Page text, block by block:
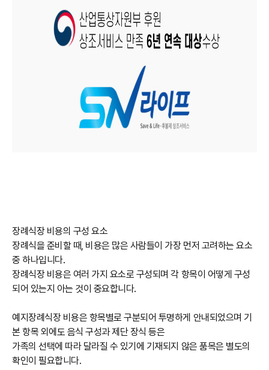
장례식장 비용의 구성 요소
장례식을 준비할 때, 비용은 많은 사람들이 가장 먼저 고려하는 요소
중 하나입니다.
장례식장 비용은 여러 가지 요소로 구성되며 각 항목이 어떻게 구성
되어 있는지 아는 것이 중요합니다.
예지장례식장 비용은 항목별로 구분되어 투명하게 안내되었으며 ​기
본 항목 외에도 음식 구성과 제단 장식 등은
가족의 선택에 따라 달라질 수 있기에 기재되지 않은 품목은 별도의
확인이 필요합니다.